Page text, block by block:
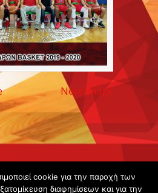
Next Image
©
cookie για την παροχή των
διαφημίσεων και για την